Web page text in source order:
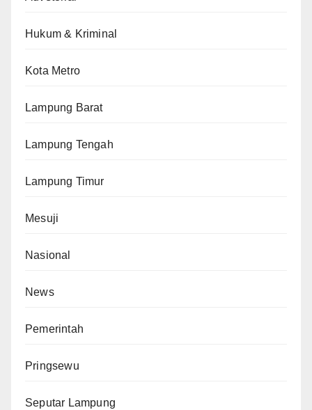
Hukum & Kriminal
Kota Metro
Lampung Barat
Lampung Tengah
Lampung Timur
Mesuji
Nasional
News
Pemerintah
Pringsewu
Seputar Lampung